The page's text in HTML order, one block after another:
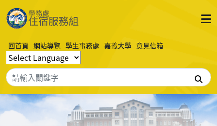
回首頁 網站導覽 學生事務處 嘉義大學 意見信箱
搜尋